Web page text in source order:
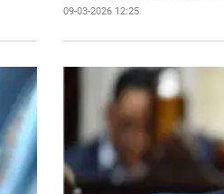
09-03-2026 12:25